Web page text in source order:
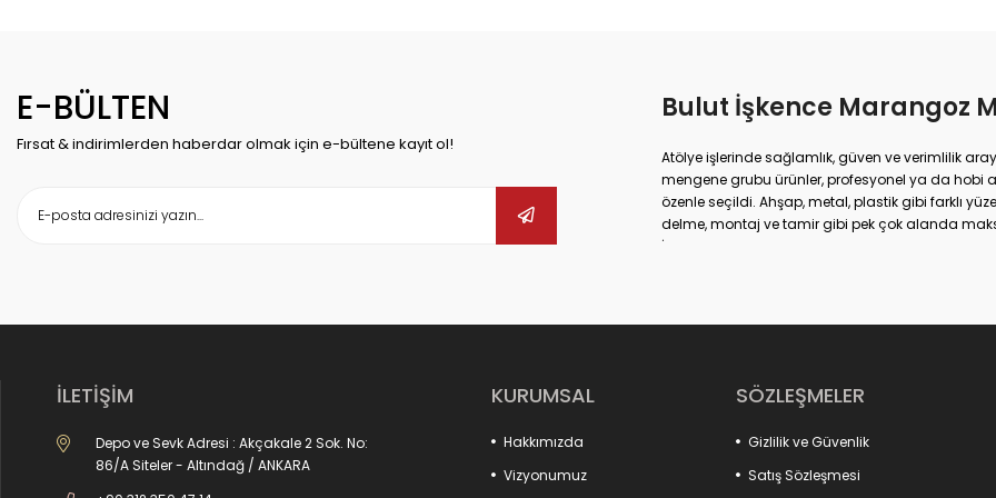
E-BÜLTEN
Fırsat & indirimlerden haberdar olmak için e-bültene kayıt ol!
Bulut İşkence Marangoz
Atölye işlerinde sağlamlık, güven ve verimlilik
mengene grubu ürünler, profesyonel ya da hobi
özenle seçildi. Ahşap, metal, plastik gibi farklı
delme, montaj ve tamir gibi pek çok alanda
İster büyük ölçekli sanayi tipi işler yapıyor olun,
tam uyum sağlar. Mandal tipi pratik işkenceler
Kaliteyi, dayanıklılığı ve işlevselliği bir arada
artırmak için aradığınız her şey burada!
İLETİŞİM
Depo ve Sevk Adresi : Akçakale 2 Sok. No:
86/A Siteler - Altındağ / ANKARA
KURUMSAL
Hakkımızda
Vizyonumuz
SÖZLEŞMELER
Gizlilik ve Güvenlik
Satış Sözleşmesi